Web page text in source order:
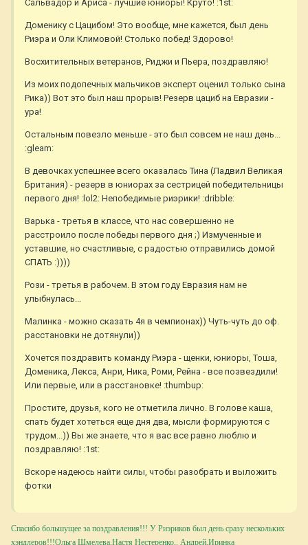
Сальвадор и Ариса - лучшие юниоры! Круто! :1st:
Доменику с Цацибом! Это вообще, мне кажется, был день
Риэра и Оли Климовой! Столько побед! Здорово!
Восхитительных ветеранов, Риджи и Пьера, поздравляю!
Из моих подопечных мальчиков эксперт оценил только сына
Рика)) Вот это был наш прорыв! Резерв цациб на Евразии -
ура!
Остальным повезло меньше - это был совсем не наш день...
:gleam:
В девочках успешнее всего оказалась Тина (Ладвил Великая
Британия) - резерв в юниорах за сестрицей победительницы
первого дня! :lol2: Непобедимые риэрики! :dribble:
Варька - третья в классе, что нас совершенно не
расстроило после победы первого дня ;) Измученные и
уставшие, но счастливые, с радостью отправились домой
СПАТЬ :))))
Рози - третья в рабочем. В этом году Евразия нам не
улыбнулась...
Малинка - можно сказать 4я в чемпионах)) Чуть-чуть до оф.
расстановки не дотянули))
Хочется поздравить команду Риэра - щенки, юниоры, Тоша,
Доменика, Лекса, Анри, Ника, Роми, Рейна - все позвездили!
Или первые, или в расстановке! :thumbup:
Простите, друзья, кого не отметила лично. В голове каша,
спать будет хотеться еще дня два, мысли формируются с
трудом...)) Вы же знаете, что я вас все равно люблю и
поздравляю! :1st:
Вскоре надеюсь найти силы, чтобы разобрать и выложить
фотки
Спасибо большущее за поздравления!!! У Риэриков был день сразу нескольких
хэндлеров!!!Ольга Шмелева,Настя Нестеренко,. Андрей,Иринка